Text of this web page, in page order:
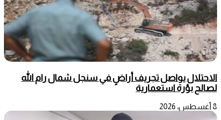
الاحتلال يواصل تجريف أراضٍ في سنجل شمال رام الله
لصالح بؤرة استعمارية
8 أغسطس، 2026